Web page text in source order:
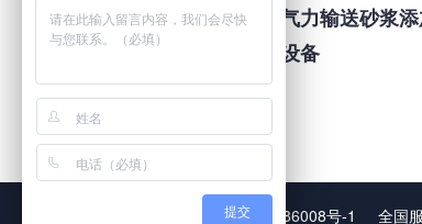
气力输送砂浆
设备
苏ICP备05086008号-1 全国
提交